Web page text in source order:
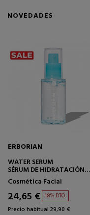
NOVEDADES
ERBORIAN
WATER SERUM
SÉRUM DE HIDRATACIÓN
INTENSA CON ÁCIDO
HIALURÓNICO
Cosmética Facial
24,65 € 18% DTO.
Precio habitual 29,90 €